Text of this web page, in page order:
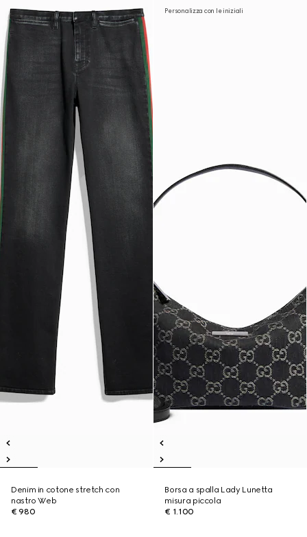
Denim in cotone stretch con
nastro Web
€ 980
Personalizza con le iniziali
Borsa a spalla Lady Lunetta
misura piccola
€ 1.100